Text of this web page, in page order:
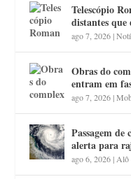
Telescópio
distantes que
ago 7, 2026|
Obras do
entram em
ago 7, 2026|
Passagem
alerta para
ago 6, 2026| Alô